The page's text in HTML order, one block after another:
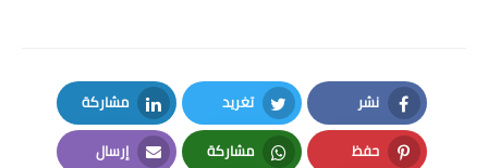
نشر
Facebook
تغريد
Twitter
مشاركة
LinkedIn
حفظ مشاركة إرسال